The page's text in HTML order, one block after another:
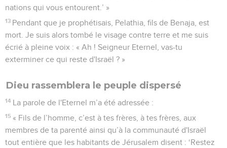
nations qui vous entourent.’ »
13 Pendant que je prophétisais, Pelathia, fils de Benaja, est
mort. Je suis alors tombé le visage contre terre et me suis
écrié à pleine voix : « Ah ! Seigneur Eternel, vas-tu
exterminer ce qui reste d'Israël ? »
Dieu rassemblera le peuple dispersé
14 La parole de l'Eternel m’a été adressée :
15 « Fils de l’homme, c’est à tes frères, à tes frères, aux
membres de ta parenté ainsi qu’à la communauté d'Israël
tout entière que les habitants de Jérusalem disent : ‘Restez